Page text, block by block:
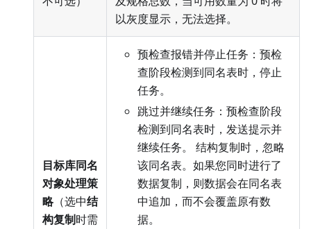
以灰度显示，无法选择。
目标库同名
对象处理策
略（选中结
构复制时需
预检查报错并停止任务：预检
查阶段检测到同名表时，停止
任务。
跳过并继续任务：预检查阶段
检测到同名表时，发送提示并
继续任务。 结构复制时，忽略
该同名表。如果您同时进行了
数据复制，则数据会在同名表
中追加，而不会覆盖原有数
据。